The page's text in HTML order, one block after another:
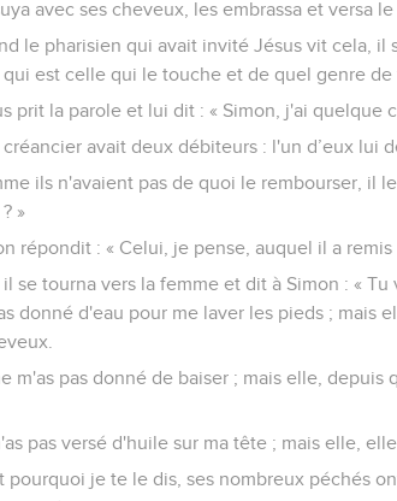
avec ses cheveux, les embrassa et versa le
le pharisien qui avait invité Jésus vit cela,
qui est celle qui le touche et de quel genre
prit la parole et lui dit : « Simon, j'ai quelque
créancier avait deux débiteurs : l'un d’eux lui
ils n'avaient pas de quoi le rembourser, il
»
répondit : « Celui, je pense, auquel il a
il se tourna vers la femme et dit à Simon : «
donné d'eau pour me laver les pieds ; mais
m'as pas donné de baiser ; mais elle,
pas versé d'huile sur ma tête ; mais elle,
pourquoi je te le dis, ses nombreux péchés